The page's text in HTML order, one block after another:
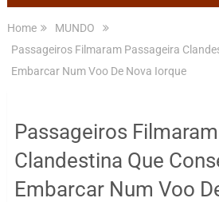
Home
MUNDO
Passageiros Filmaram Passageira
Embarcar Num Voo De Nova Iorque
Passageiros
Clandestina Que
Embarcar Num Voo